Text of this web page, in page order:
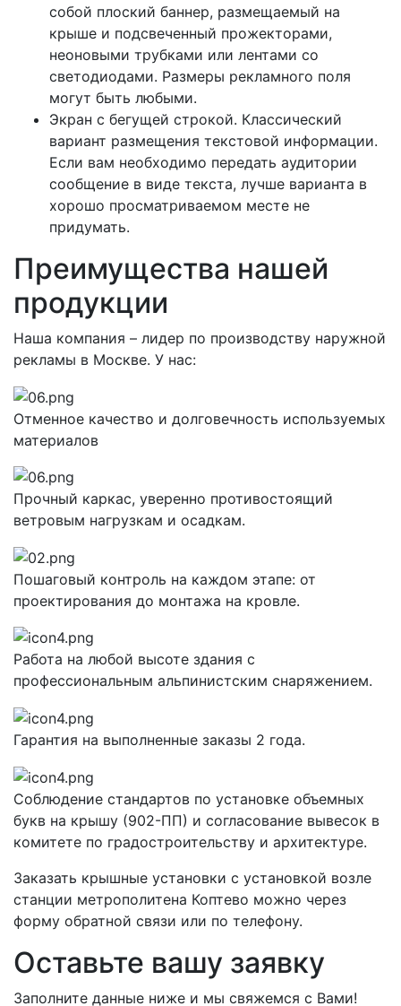
собой плоский баннер, размещаемый на
крыше и подсвеченный прожекторами,
неоновыми трубками или лентами со
светодиодами. Размеры рекламного поля
могут быть любыми.
Экран с бегущей строкой. Классический
вариант размещения текстовой информации.
Если вам необходимо передать аудитории
сообщение в виде текста, лучше варианта в
хорошо просматриваемом месте не
придумать.
Преимущества нашей
продукции
Наша компания – лидер по производству наружной
рекламы в Москве. У нас:
Отменное качество и долговечность используемых
материалов
Прочный каркас, уверенно противостоящий
ветровым нагрузкам и осадкам.
Пошаговый контроль на каждом этапе: от
проектирования до монтажа на кровле.
Работа на любой высоте здания с
профессиональным альпинистским снаряжением.
Гарантия на выполненные заказы 2 года.
Соблюдение стандартов по установке объемных
букв на крышу (902-ПП) и согласование вывесок в
комитете по градостроительству и архитектуре.
Заказать крышные установки с установкой возле
станции метрополитена Коптево можно через
форму обратной связи или по телефону.
Оставьте вашу заявку
Заполните данные ниже и мы свяжемся с Вами!